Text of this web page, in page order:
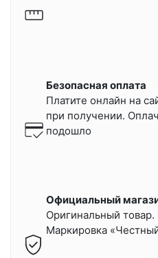
Безопасная оплата
Платите онлайн на
при получении.
подошло
Официальный
Оригинальный товар.
Маркировка